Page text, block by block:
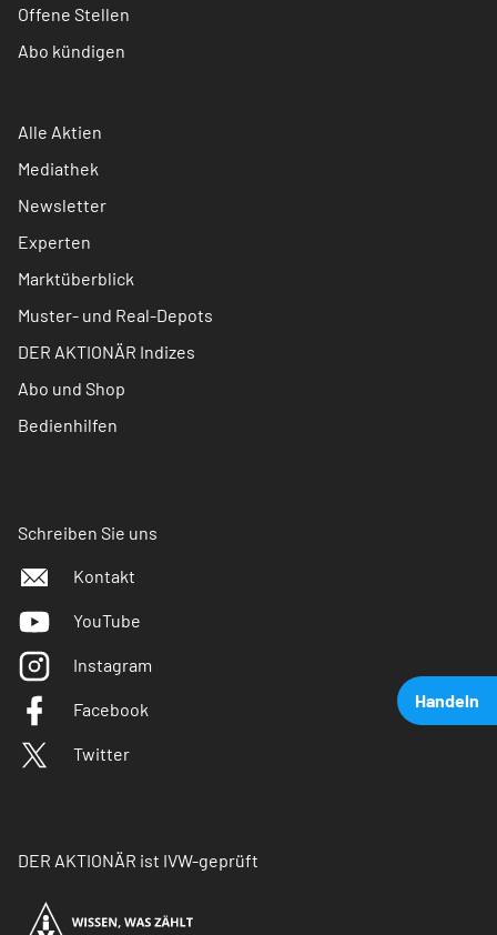
Handeln
Offene Stellen
Abo kündigen
Alle Aktien
Mediathek
Newsletter
Experten
Marktüberblick
Muster- und Real-Depots
DER AKTIONÄR Indizes
Abo und Shop
Bedienhilfen
Schreiben Sie uns
Kontakt
YouTube
Instagram
Facebook
Twitter
DER AKTIONÄR ist IVW-geprüft